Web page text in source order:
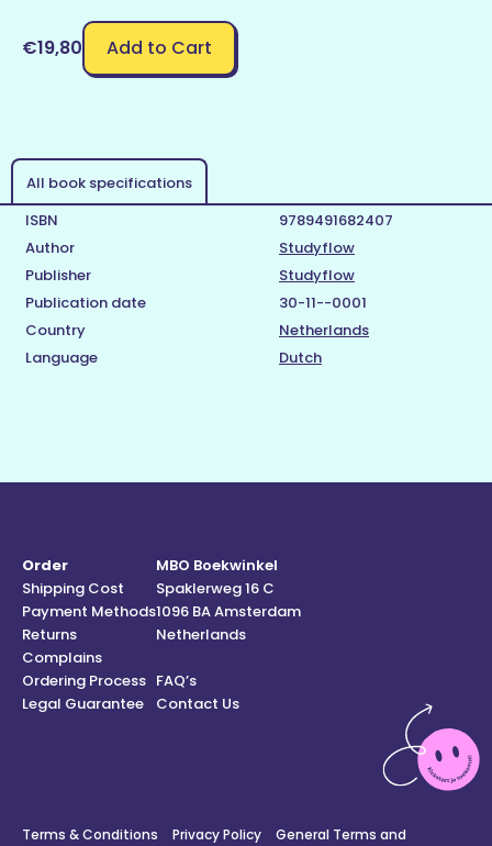
€19,80 Add to Cart
All book specifications
ISBN
9789491682407
Author
Studyflow
Publisher
Studyflow
Publication date
30-11--0001
Country
Netherlands
Language
Dutch
Order
Shipping Cost
Payment Methods
Returns
Complains
Ordering Process
Legal Guarantee
MBO Boekwinkel
Spaklerweg 16 C
1096 BA Amsterdam
Netherlands
FAQ’s
Contact Us
Terms & Conditions Privacy Policy
General Terms and